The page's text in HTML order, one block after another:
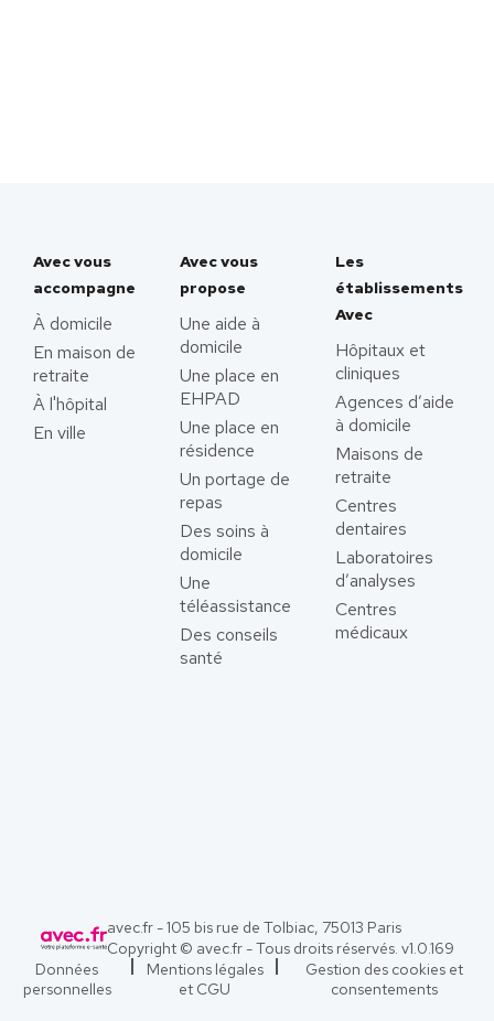
Avec vous
accompagne
À domicile
En maison de
retraite
À l'hôpital
En ville
Avec vous
propose
Une aide à
domicile
Une place en
EHPAD
Une place en
résidence
Un portage de
repas
Des soins à
domicile
Une
téléassistance
Des conseils
santé
Les
établissements
Avec
Hôpitaux et
cliniques
Agences d’aide
à domicile
Maisons de
retraite
Centres
dentaires
Laboratoires
d’analyses
Centres
médicaux
avec.fr - 105 bis rue de Tolbiac, 75013 Paris
Copyright © avec.fr - Tous droits réservés. v1.0.169
Données
personnelles
Mentions légales
et CGU
Gestion des cookies et
consentements